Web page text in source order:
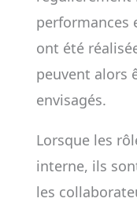
performances
ont été
peuvent alors
envisagés.
Lorsque les
interne, ils
les